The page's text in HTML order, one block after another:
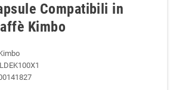
Compatibili in
Kimbo